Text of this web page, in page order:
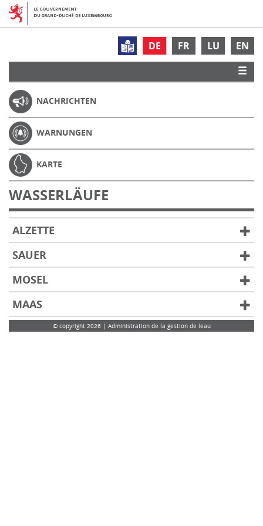
DE FR LU EN
NACHRICHTEN
WARNUNGEN
KARTE
WASSERLÄUFE
ALZETTE
SAUER
MOSEL
MAAS
© copyright 2026 | Administration de la gestion de leau